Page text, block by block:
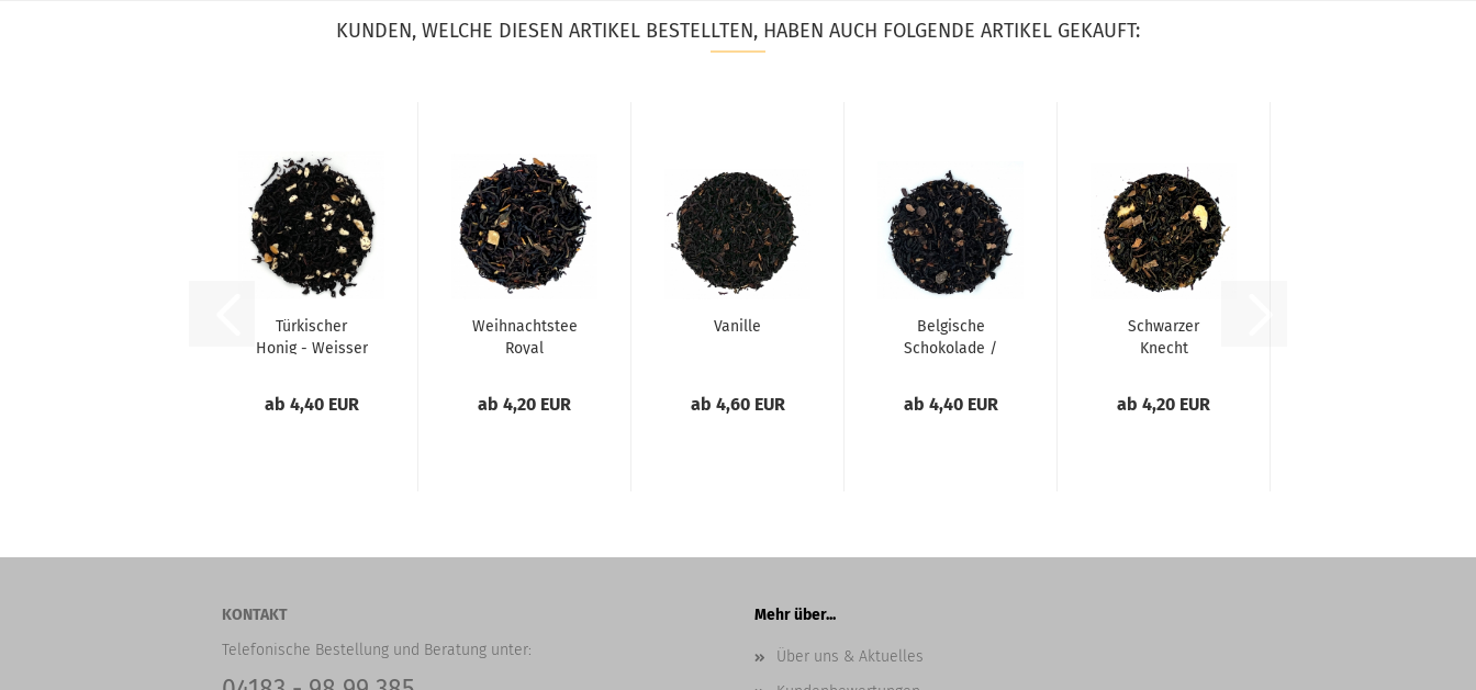
KUNDEN, WELCHE DIESEN ARTIKEL BESTELLTEN, HABEN AUCH FOLGENDE ARTIKEL GEKAUFT:
Türkischer
Honig - Weisser
ab 4,40 EUR
Weihnachtstee
Royal
ab 4,20 EUR
Vanille
ab 4,60 EUR
Belgische
Schokolade /
ab 4,40 EUR
Schwarzer
Knecht
ab 4,20 EUR
KONTAKT
Telefonische Bestellung und Beratung unter:
Mehr über...
Über uns & Aktuelles